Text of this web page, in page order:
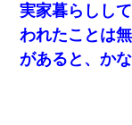
彼女との行為を録
ｗ
実家暮らしし
われたことは
があると、か